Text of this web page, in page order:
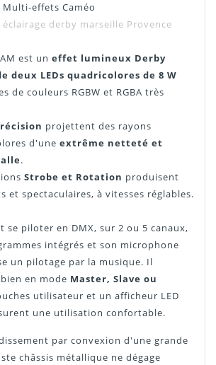
Télécharger Dans L'onglet
"Téléchargement"
effets Caméo
derby marseille Provence
est un effet lumineux Derby
deux LEDs quadricolores de 8 W
de couleurs RGBW et RGBA très
projettent des rayons
d'une extrême netteté et
.
Strobe et Rotation produisent
et spectaculaires, à vitesses réglables.
se piloter en DMX, sur 2 ou 5 canaux,
intégrés et son microphone
un pilotage par la musique. Il
en mode Master, Slave ou
utilisateur et un afficheur LED
une utilisation confortable.
par convexion d'une grande
châssis métallique ne dégage